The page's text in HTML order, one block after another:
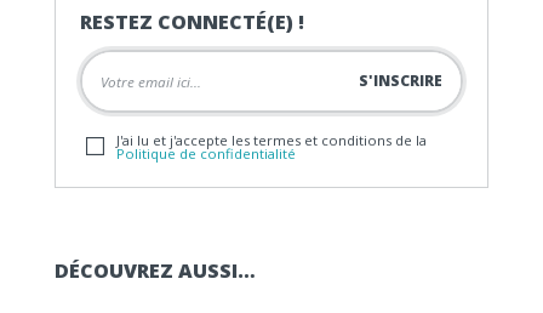
RESTEZ CONNECTÉ(E) !
J'ai lu et j'accepte les termes et conditions de la
Politique de confidentialité
DÉCOUVREZ AUSSI…